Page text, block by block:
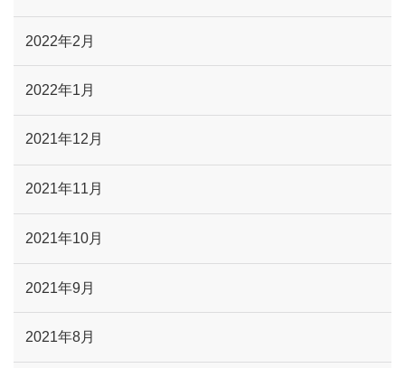
2022年2月
2022年1月
2021年12月
2021年11月
2021年10月
2021年9月
2021年8月